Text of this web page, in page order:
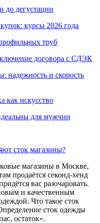
до дегустации
курсы 2026 года
труб
договора с СДЭК
надежность и скорость
как искусство
для мужчин
сток магазины?
магазины в Москве,
продаётся секонд-хенд
вас разочаровать.
и качественным
Что такое сток
сток одежды
остаток».